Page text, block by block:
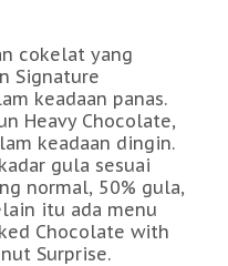
cokelat yang
Signature
keadaan panas.
Heavy Chocolate,
keadaan dingin.
gula sesuai
normal, 50% gula,
itu ada menu
Chocolate with
Surprise.